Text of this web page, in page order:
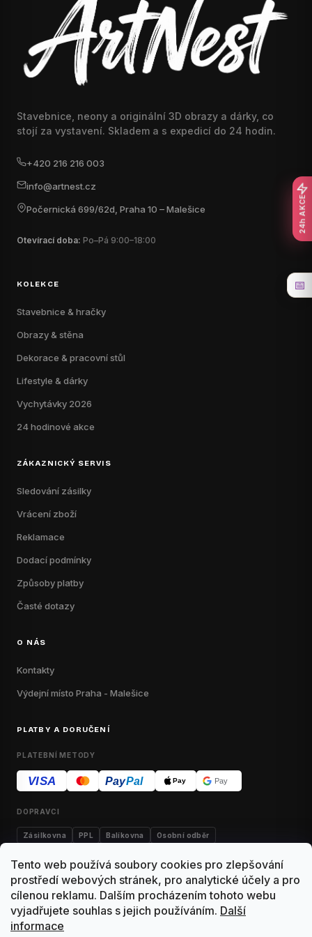
Tento web používá soubory cookies pro zlepšování
prostředí webových stránek, pro analytické účely a pro
cílenou reklamu. Dalším procházením tohoto webu
vyjadřujete souhlas s jejich používáním. Další
informace
Stavebnice, neony a originální 3D obrazy a dárky, co
stojí za vystavení. Skladem a s expedicí do 24 hodin.
+420 216 216 003
info@artnest.cz
Počernická 699/62d, Praha 10 – Malešice
Otevírací doba: Po–Pá 9:00–18:00
KOLEKCE
Stavebnice & hračky
Obrazy & stěna
Dekorace & pracovní stůl
Lifestyle & dárky
Vychytávky 2026
24 hodinové akce
ZÁKAZNICKÝ SERVIS
Sledování zásilky
Vrácení zboží
Reklamace
Dodací podmínky
Způsoby platby
Časté dotazy
O NÁS
Kontakty
Výdejní místo Praha - Malešice
PLATBY A DORUČENÍ
PLATEBNÍ METODY
VISA PayPal Pay Pay
DOPRAVCI
Zásilkovna PPL Balíkovna Osobní odběr
KontaktyObchodní podmínkyDodací podmínky
Výdejní místo Malešice
24h AKCE
📅